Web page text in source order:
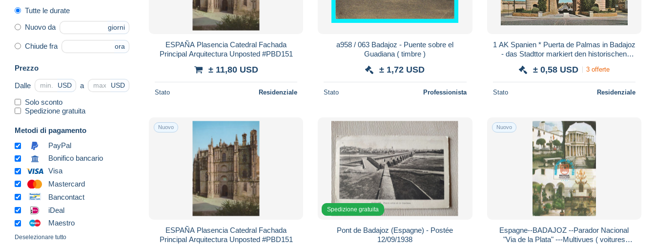
Tutte le durate
Nuovo da giorni
Chiude fra ora
Prezzo
Dalle USD a USD
Solo sconto
Spedizione gratuita
Metodi di pagamento
PayPal
Bonifico bancario
Visa
Mastercard
Bancontact
iDeal
Maestro
Deselezionare tutto
ESPAÑA Plasencia Catedral Fachada
Principal Arquitectura Unposted #PBD151
± 11,80 USD
Stato Residenziale
a958 / 063 Badajoz - Puente sobre el
Guadiana ( timbre )
± 1,72 USD
Stato Professionista
1 AK Spanien * Puerta de Palmas in Badajoz
- das Stadttor markiert den historischen
± 0,58 USD 3 offerte
Stato Residenziale
Nuovo
ESPAÑA Plasencia Catedral Fachada
Principal Arquitectura Unposted #PBD151
Spedizione gratuita
Pont de Badajoz (Espagne) - Postée
12/09/1938
Nuovo
Espagne--BADAJOZ --Parador Nacional
"Via de la Plata" ---Multivues ( voitures